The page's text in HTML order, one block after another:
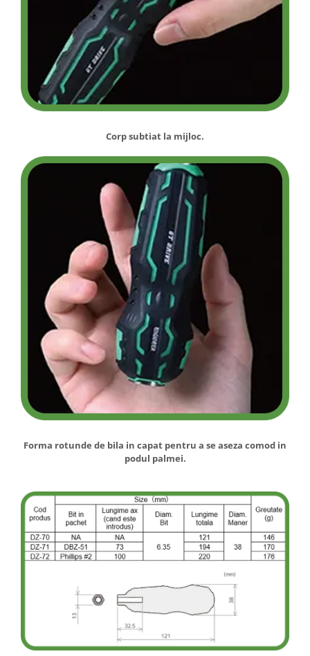
Corp subtiat la mijloc.
Forma rotunde de bila in capat pentru a se aseza comod in
podul palmei.